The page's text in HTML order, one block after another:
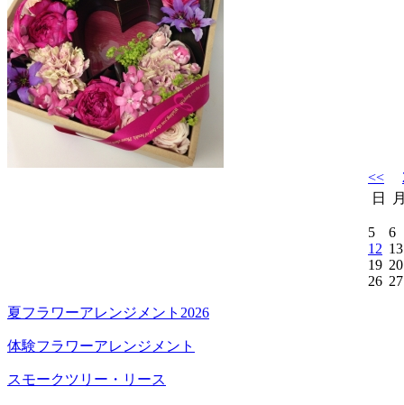
<<
日
5
6
12 13
19 20
26 27
夏フラワーアレンジメント2026
体験フラワーアレンジメント
スモークツリー・リース